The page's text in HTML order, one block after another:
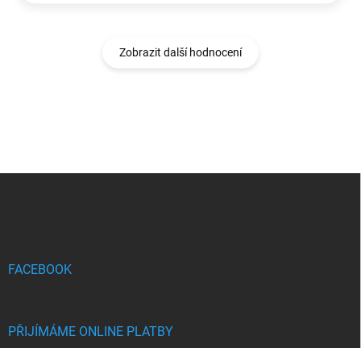
Zobrazit další hodnocení
FACEBOOK
PŘIJÍMÁME ONLINE PLATBY